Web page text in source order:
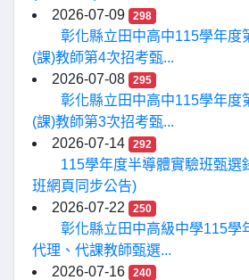
2026-07-09
298
彰化縣立田中高中115學年度
(課)教師第4次招考甄...
2026-07-08
295
彰化縣立田中高中115學年度
(課)教師第3次招考甄...
2026-07-14
292
115學年度半導體實驗班甄選
班網頁同步公告)
2026-07-22
250
彰化縣立田中高級中學115學
代理、代課教師甄選...
2026-07-16
240